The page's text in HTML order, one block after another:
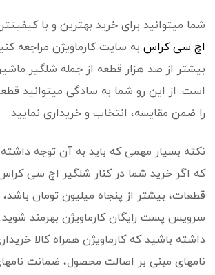
شما می­توانید برای خرید بهترین و با
اچ سی کراس به سایت کارماویژن مراجعه
بیشتر از صد هزار قطعه از جمله شلگیر
است. از این رو شما به سادگی می­توانید
را ضمن مقایسه، انتخاب و خریداری نمایید.
نکته بسیار مهمی که باید به آن توجه
که اگر خرید شما در کنار شلگیر اچ سی
قطعات، بیشتر از پنجاه میلیون تومان باشد،
سرویس پست رایگان کارماویژن بهرمند
داشته باشید که کارماویژن همراه کالا
نامه­ای مبنی بر اصالت محصول، ضمانت